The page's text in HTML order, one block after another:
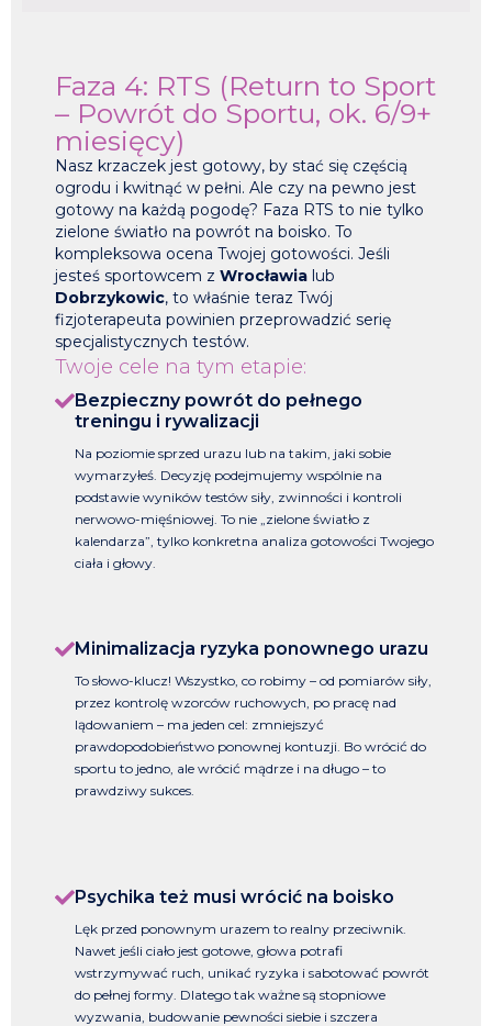
Faza 4: RTS (Return to Sport
– Powrót do Sportu, ok. 6/9+
miesięcy)
Nasz krzaczek jest gotowy, by stać się częścią
ogrodu i kwitnąć w pełni. Ale czy na pewno jest
gotowy na każdą pogodę? Faza RTS to nie tylko
zielone światło na powrót na boisko. To
kompleksowa ocena Twojej gotowości. Jeśli
jesteś sportowcem z Wrocławia lub
Dobrzykowic, to właśnie teraz Twój
fizjoterapeuta powinien przeprowadzić serię
specjalistycznych testów.
Twoje cele na tym etapie:
Bezpieczny powrót do pełnego
treningu i rywalizacji
Na poziomie sprzed urazu lub na takim, jaki sobie
wymarzyłeś. Decyzję podejmujemy wspólnie na
podstawie wyników testów siły, zwinności i kontroli
nerwowo-mięśniowej. To nie „zielone światło z
kalendarza”, tylko konkretna analiza gotowości Twojego
ciała i głowy.
Minimalizacja ryzyka ponownego urazu
To słowo-klucz! Wszystko, co robimy – od pomiarów siły,
przez kontrolę wzorców ruchowych, po pracę nad
lądowaniem – ma jeden cel: zmniejszyć
prawdopodobieństwo ponownej kontuzji. Bo wrócić do
sportu to jedno, ale wrócić mądrze i na długo – to
prawdziwy sukces.
Psychika też musi wrócić na boisko
Lęk przed ponownym urazem to realny przeciwnik.
Nawet jeśli ciało jest gotowe, głowa potrafi
wstrzymywać ruch, unikać ryzyka i sabotować powrót
do pełnej formy. Dlatego tak ważne są stopniowe
wyzwania, budowanie pewności siebie i szczera